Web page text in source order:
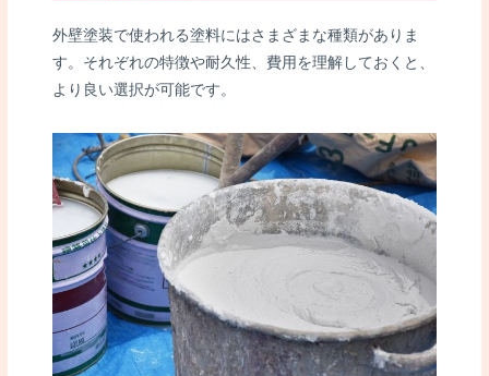
外壁塗装で使われる塗料にはさまざまな種類がありま
す。それぞれの特徴や耐久性、費用を理解しておくと、
より良い選択が可能です。